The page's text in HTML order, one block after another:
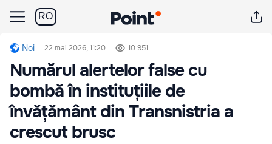
RO
Noi 22 mai 2026, 11:20 10 951
Numărul alertelor false cu
bombă în instituțiile de
învățământ din Transnistria a
crescut brusc